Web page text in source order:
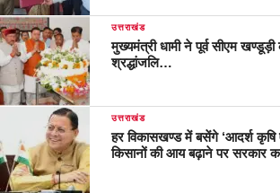
उत्तराखंड
मुख्यमंत्री धामी ने पूर्व सीएम खण्डूड़ी
श्रद्धांजलि…
उत्तराखंड
हर विकासखण्ड में बसेंगे ‘आदर्श कृषि
किसानों की आय बढ़ाने पर सरकार